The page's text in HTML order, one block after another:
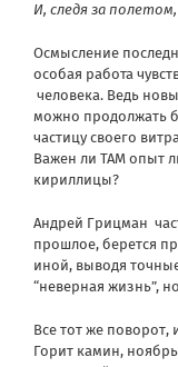
И, следя за
Осмысление
особая работа
человека. Ведь
можно продолжать
частицу своего
Важен ли ТАМ опыт
кириллицы?
Андрей Грицман
прошлое, берется
иной, выводя
“неверная жизнь”,
Все тот же поворот,
Горит камин,